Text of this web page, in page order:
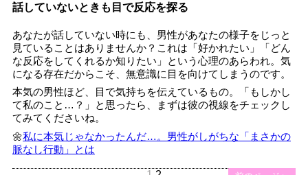
話していないときも目で反応を探る
あなたが話していない時にも、男性があなたの様子をじっと
見ていることはありませんか？これは「好かれたい」「どん
な反応をしてくれるか知りたい」という心理のあらわれ。気
になる存在だからこそ、無意識に目を向けてしまうのです。
本気の男性ほど、目で気持ちを伝えているもの。「もしかし
て私のこと…？」と思ったら、まずは彼の視線をチェックし
てみてくださいね。
🌼私に本気じゃなかったんだ…。男性がしがちな「まさかの
脈なし行動」とは